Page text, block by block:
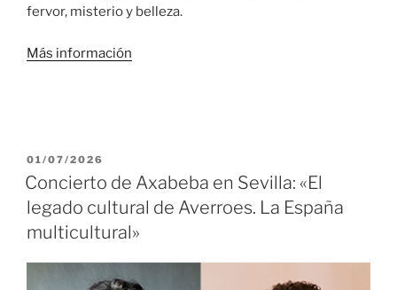
fervor, misterio y belleza.
Más información
PUBLICADO
EL
01/07/2026
Concierto de Axabeba en Sevilla: «El
legado cultural de Averroes. La España
multicultural»